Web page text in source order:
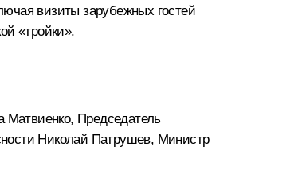
визиты зарубежных гостей
«тройки».
Матвиенко, Председатель
Николай Патрушев, Министр